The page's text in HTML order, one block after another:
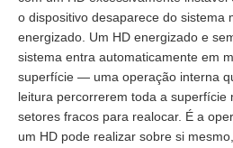
o dispositivo desaparece do sistema
energizado. Um HD energizado e
sistema entra automaticamente em
superfície — uma operação interna
leitura percorrerem toda a superfície
setores fracos para realocar. É a
um HD pode realizar sobre si